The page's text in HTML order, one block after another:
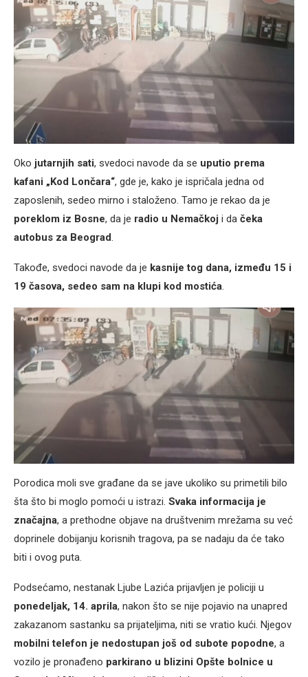
Oko jutarnjih sati, svedoci navode da se uputio prema
kafani „Kod Lončara“, gde je, kako je ispričala jedna od
zaposlenih, sedeo mirno i staloženo. Tamo je rekao da je
poreklom iz Bosne, da je radio u Nemačkoj i da čeka
autobus za Beograd.
Takođe, svedoci navode da je kasnije tog dana, između 15 i
19 časova, sedeo sam na klupi kod mostića.
Porodica moli sve građane da se jave ukoliko su primetili bilo
šta što bi moglo pomoći u istrazi. Svaka informacija je
značajna, a prethodne objave na društvenim mrežama su već
doprinele dobijanju korisnih tragova, pa se nadaju da će tako
biti i ovog puta.
Podsećamo, nestanak Ljube Lazića prijavljen je policiji u
ponedeljak, 14. aprila, nakon što se nije pojavio na unapred
zakazanom sastanku sa prijateljima, niti se vratio kući. Njegov
mobilni telefon je nedostupan još od subote popodne, a
vozilo je pronađeno parkirano u blizini Opšte bolnice u